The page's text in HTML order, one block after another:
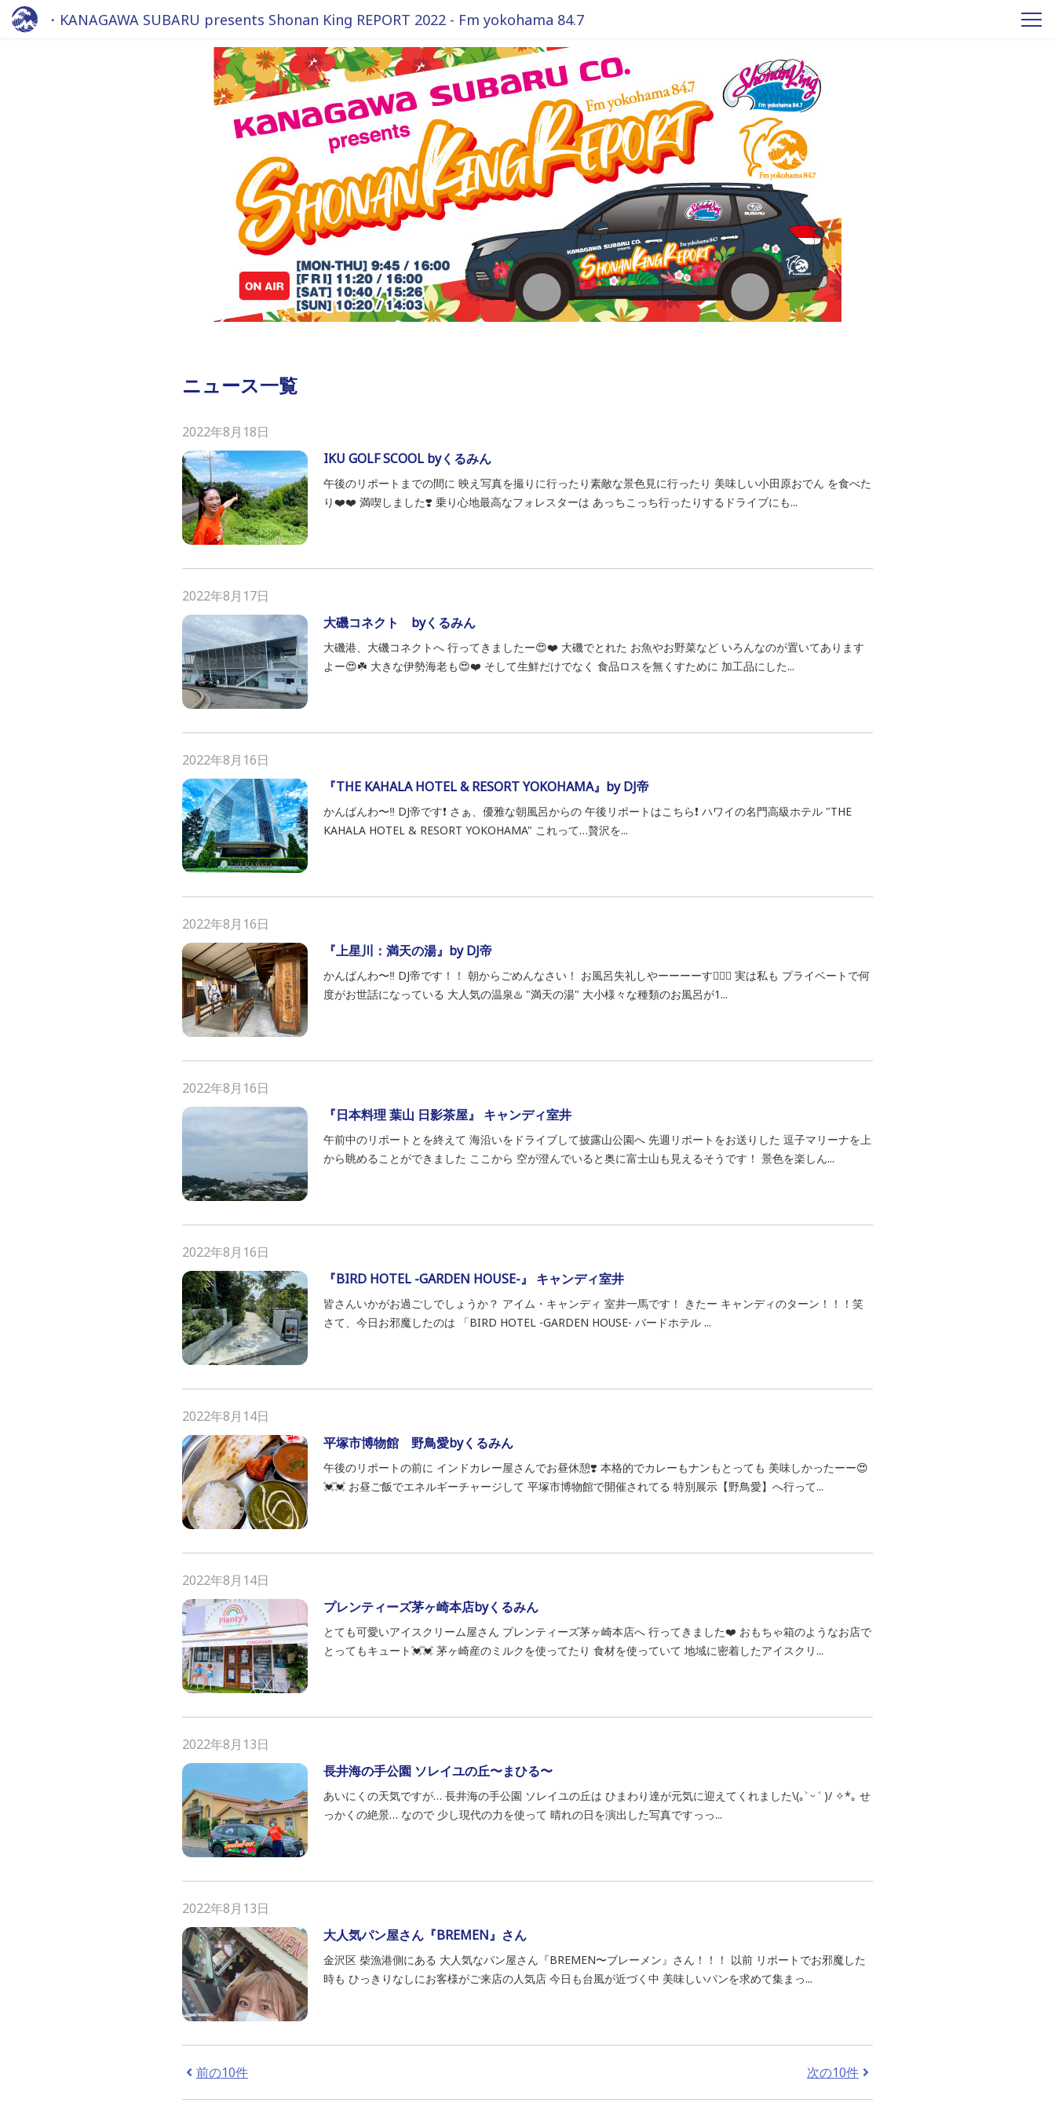
・KANAGAWA SUBARU presents Shonan King REPORT 2022 - Fm yokohama 84.7
ニュース一覧
2022年8月18日
IKU GOLF SCOOL byくるみん
午後のリポートまでの間に 映え写真を撮りに行ったり素敵な景色見に行ったり 美味しい小田原おでん を食べた
り❤️❤️ 満喫しました❣️ 乗り心地最高なフォレスターは あっちこっち行ったりするドライブにも...
2022年8月17日
大磯コネクト byくるみん
大磯港、大磯コネクトへ 行ってきましたー😍❤️ 大磯でとれた お魚やお野菜など いろんなのが置いてあります
よー😍☘️ 大きな伊勢海老も😍❤️ そして生鮮だけでなく 食品ロスを無くすために 加工品にした...
2022年8月16日
『THE KAHALA HOTEL & RESORT YOKOHAMA』by DJ帝
かんばんわ〜‼️ DJ帝です❗️ さぁ、優雅な朝風呂からの 午後リポートはこちら❗️ ハワイの名門高級ホテル "THE
KAHALA HOTEL & RESORT YOKOHAMA" これって…贅沢を...
2022年8月16日
『上星川：満天の湯』by DJ帝
かんばんわ〜‼️ DJ帝です！！ 朝からごめんなさい！ お風呂失礼しやーーーーす🙇🏻‍♂️ 実は私も プライベートで何
度がお世話になっている 大人気の温泉♨️ "満天の湯" 大小様々な種類のお風呂が1...
2022年8月16日
『日本料理 葉山 日影茶屋』 キャンディ室井
午前中のリポートとを終えて 海沿いをドライブして披露山公園へ 先週リポートをお送りした 逗子マリーナを上
から眺めることができました ここから 空が澄んでいると奥に富士山も見えるそうです！ 景色を楽しん...
2022年8月16日
『BIRD HOTEL -GARDEN HOUSE-』 キャンディ室井
皆さんいかがお過ごしでしょうか？ アイム・キャンディ 室井一馬です！ きたー キャンディのターン！！！笑
さて、今日お邪魔したのは 「BIRD HOTEL -GARDEN HOUSE- バードホテル ...
2022年8月14日
平塚市博物館 野鳥愛byくるみん
午後のリポートの前に インドカレー屋さんでお昼休憩❣️ 本格的でカレーもナンもとっても 美味しかったーー😍
💓💓 お昼ご飯でエネルギーチャージして 平塚市博物館で開催されてる 特別展示【野鳥愛】へ行って...
2022年8月14日
プレンティーズ茅ヶ崎本店byくるみん
とても可愛いアイスクリーム屋さん プレンティーズ茅ヶ崎本店へ 行ってきました❤️ おもちゃ箱のようなお店で
とってもキュート💓💓 茅ヶ崎産のミルクを使ってたり 食材を使っていて 地域に密着したアイスクリ...
2022年8月13日
長井海の手公園 ソレイユの丘〜まひる〜
あいにくの天気ですが… 長井海の手公園 ソレイユの丘は ひまわり達が元気に迎えてくれました\(｡˃ ᵕ ˂ )/ ✧*｡ せ
っかくの絶景… なので 少し現代の力を使って 晴れの日を演出した写真ですっっ...
2022年8月13日
大人気パン屋さん『BREMEN』さん
金沢区 柴漁港側にある 大人気なパン屋さん『BREMEN〜ブレーメン』さん！！！ 以前 リポートでお邪魔した
時も ひっきりなしにお客様がご来店の人気店 今日も台風が近づく中 美味しいパンを求めて集まっ...
前の10件 次の10件